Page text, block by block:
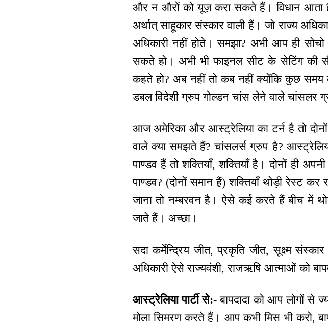
और न औरों को यूज़ करा सकते हैं। विधान आता
अर्थात् साहूकार संस्कार वाली हैं। जो राज्य
अधिकारी नहीं होते। समझा? अभी आप ही
सकते हो। अभी भी फाइनल सीट के सेटिंग की
कहते हो? अब नहीं तो कब नहीं क्योंकि कुछ
डबल विदेशी ग्रुप गोल्डन चांस लेने वाले चांसलर
आज अमेरिका और आस्ट्रेलिया का टर्न है तो
वाले क्या समझते हैं? चांसलर्स ग्रुप है?
पाण्डव हैं तो शक्तियाँ, शक्तियाँ है। दोनों ही
पाण्डव? (दोनों समान हैं) शक्तियाँ थोड़ी रेस्ट कर
जाना तो नम्बरवन है। ऐसे कई करते हैं बीच में
जाते हैं। अच्छा।
सदा कर्मेन्द्रिय जीत, प्रकृति जीत, सूक्ष्म संस्कार
अधिकारी ऐसे राज्यवंशी, राजऋषि आत्माओं को
आस्ट्रेलिया पार्टी से:- बापदादा को आप लोगों से
मोला सिमरण करते हैं। आप कभी मिस भी करो,